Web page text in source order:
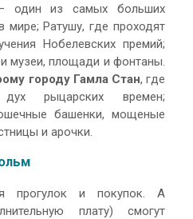
один из самых больших
Ратушу, где проходят
Нобелевских премий;
музеи, площади и фонтаны.
городу Гамла Стан, где
рыцарских времен;
башенки, мощеные
и арочки.
прогулок и покупок. А
плату) смогут